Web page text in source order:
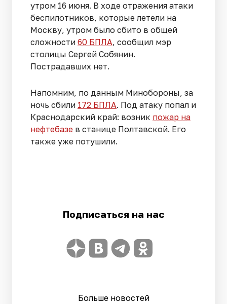
утром 16 июня. В ходе отражения атаки
беспилотников, которые летели на
Москву, утром было сбито в общей
сложности 60 БПЛА, сообщил мэр
столицы Сергей Собянин.
Пострадавших нет.
Напомним, по данным Минобороны, за
ночь сбили 172 БПЛА. Под атаку попал и
Краснодарский край: возник пожар на
нефтебазе в станице Полтавской. Его
также уже потушили.
Подписаться на нас
Больше новостей